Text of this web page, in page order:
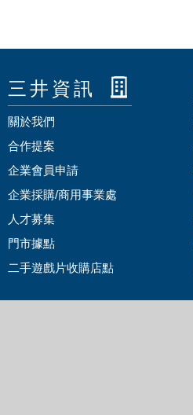
三井資訊
關於我們
合作提案
企業會員申請
企業採購/商用事業處
人才募集
門市據點
二手遊戲片收購店點